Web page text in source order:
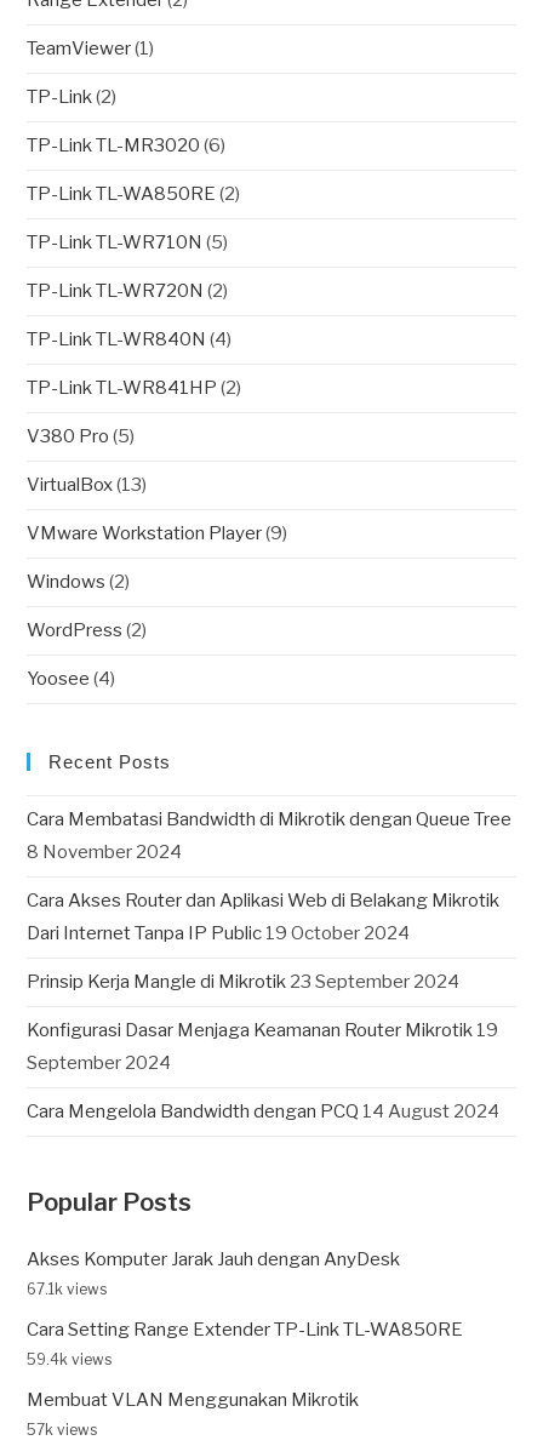
TeamViewer(1)
TP-Link(2)
TP-Link TL-MR3020 (6)
TP-Link TL-WA850RE (2)
TP-Link TL-WR710N (5)
TP-Link TL-WR720N (2)
TP-Link TL-WR840N (4)
TP-Link TL-WR841HP (2)
V380 Pro (5)
VirtualBox(13)
VMware Workstation Player(9)
Windows (2)
WordPress (2)
Yoosee (4)
Recent Posts
Cara Membatasi Bandwidth di Mikrotik dengan Queue Tree
8 November 2024
Cara Akses Router dan Aplikasi Web di Belakang Mikrotik
Dari Internet Tanpa IP Public 19 October 2024
Prinsip Kerja Mangle di Mikrotik 23 September 2024
Konfigurasi Dasar Menjaga Keamanan Router Mikrotik 19
September 2024
Cara Mengelola Bandwidth dengan PCQ 14 August 2024
Popular Posts
Akses Komputer Jarak Jauh dengan AnyDesk
67.1k views
Cara Setting Range Extender TP-Link TL-WA850RE
59.4k views
Membuat VLAN Menggunakan Mikrotik
57k views